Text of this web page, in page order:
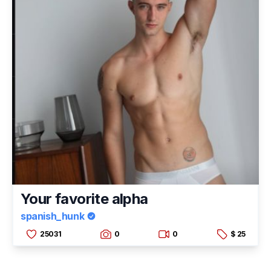
Your favorite alpha
spanish_hunk
25031 0 0 $ 25